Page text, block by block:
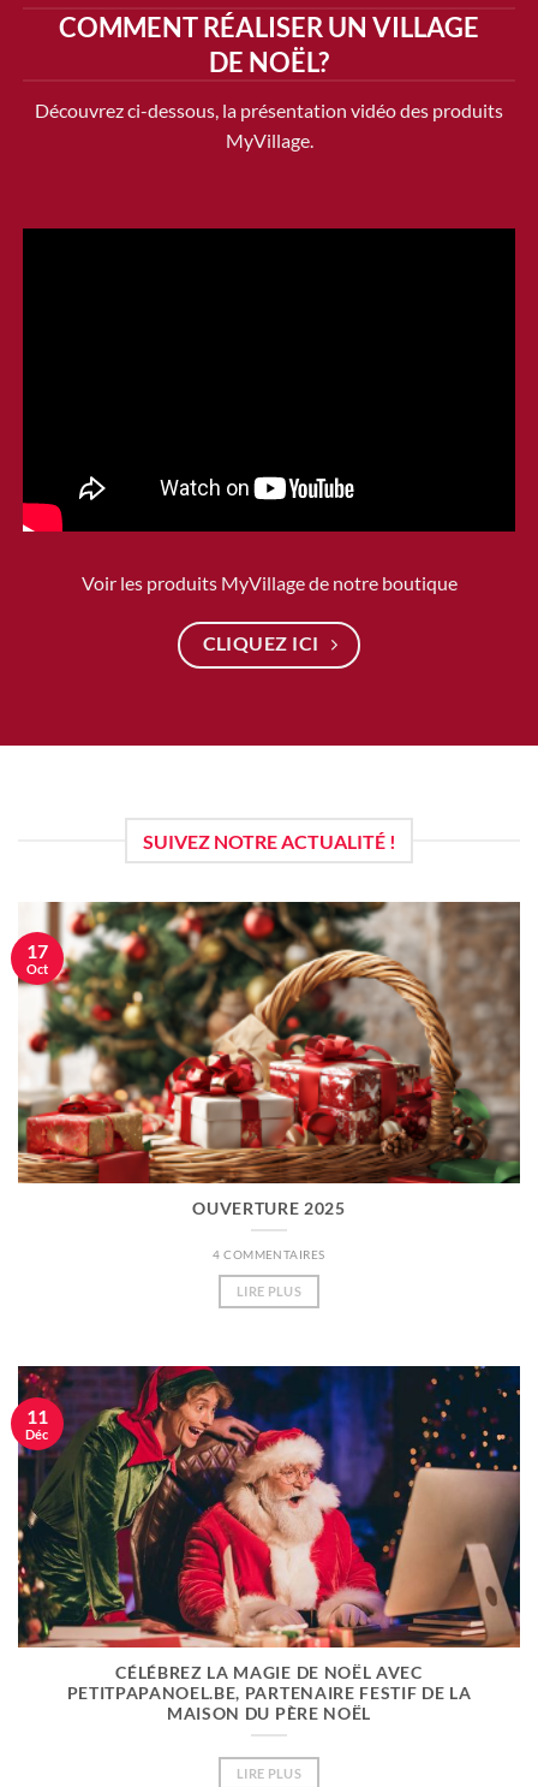
COMMENT RÉALISER UN VILLAGE
DE NOËL?
Découvrez ci-dessous, la présentation vidéo des produits
MyVillage.
Voir les produits MyVillage de notre boutique
CLIQUEZ ICI
SUIVEZ NOTRE ACTUALITÉ !
OUVERTURE 2025
4 COMMENTAIRES
LIRE PLUS
17
Oct
CÉLÉBREZ LA MAGIE DE NOËL AVEC
PETITPAPANOEL.BE, PARTENAIRE FESTIF DE LA
MAISON DU PÈRE NOËL
LIRE PLUS
11
Déc